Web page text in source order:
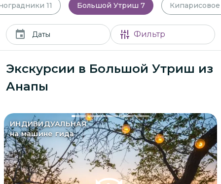
11 Большой Утриш 7
Даты Фильтр
Экскурсии в Большой Утриш из
Анапы
ИНДИВИДУАЛЬНАЯ
на машине гида